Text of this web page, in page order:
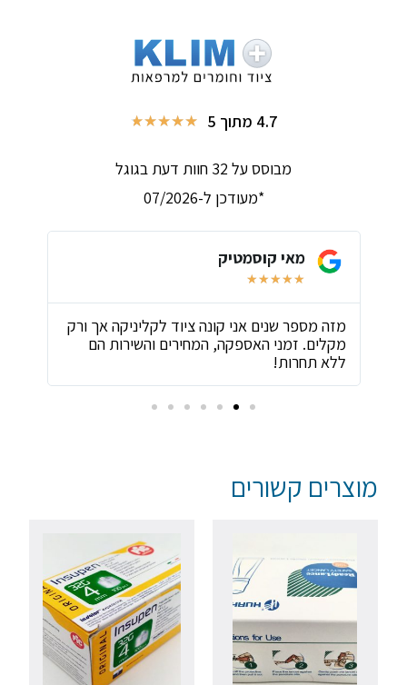
4.7 מתוך 5 ★
★
★
★
★
מבוסס על 32 חוות דעת בגוגל
*מעודכן ל-07/2026
מאי קוסמטיק
★
★
★
★
★
מזה מספר שנים אני קונה ציוד לקליניקה אך ורק
מקלים. זמני האספקה, המחירים והשירות הם
ללא תחרות!
מוצרים קשורים